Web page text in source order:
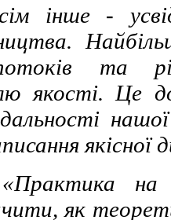
інше -
та
якості. Це
якісної
«Практика
як